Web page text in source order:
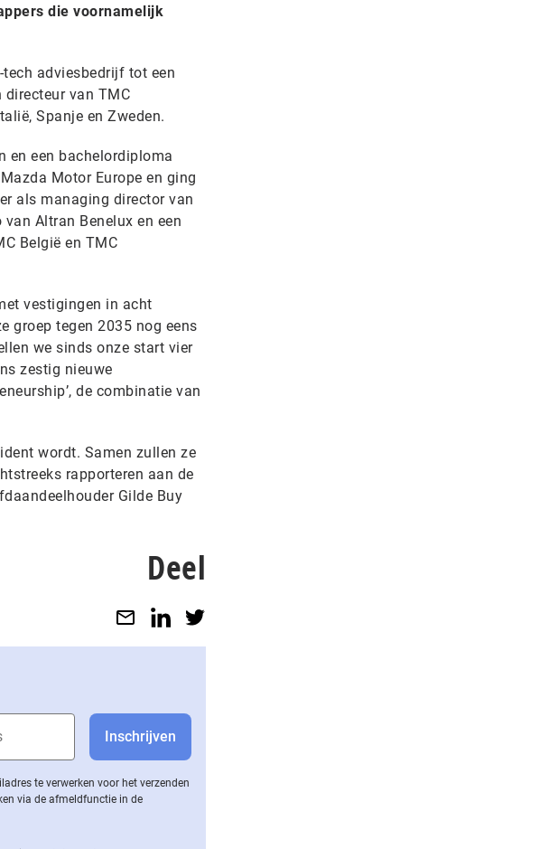
die voornamelijk
adviesbedrijf tot een
van TMC
Spanje en Zweden.
en een bachelordiploma
Motor Europe en ging
als managing director van
Altran Benelux en een
België en TMC
vestigingen in acht
groep tegen 2035 nog eens
we sinds onze start vier
zestig nieuwe
de combinatie van
wordt. Samen zullen ze
rapporteren aan de
Gilde Buy
Deel
te verwerken voor het verzenden
via de af­meld­func­tie in de